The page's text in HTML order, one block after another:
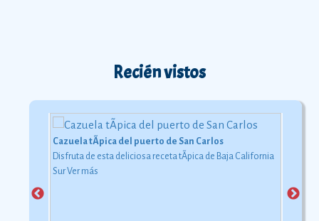
Recién vistos
Cazuela tÃ­pica del puerto de San Carlos
Disfruta de esta deliciosa receta tÃ­pica de Baja California
SurVer más